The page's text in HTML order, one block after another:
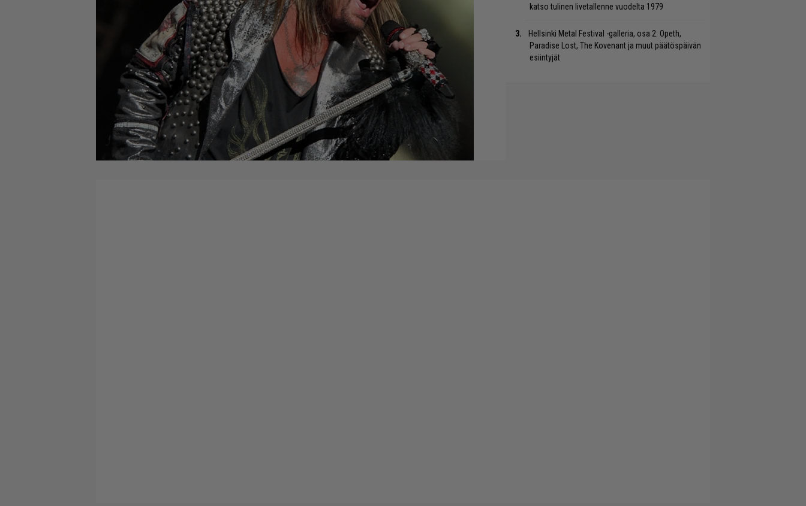
katso tulinen livetallenne vuodelta 1979
Hellsinki Metal Festival -galleria, osa 2: Opeth,
Paradise Lost, The Kovenant ja muut päätöspäivän
esiintyjät